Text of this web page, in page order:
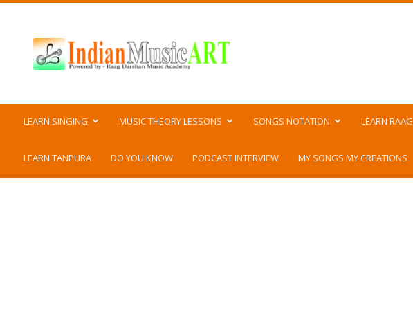
Music
ART
LEARN SINGING MUSIC THEORY LESSONS SONGS NOTATION LEARN RAAG
LEARN TANPURA DO YOU KNOW PODCAST INTERVIEW MY SONGS MY CREATIONS